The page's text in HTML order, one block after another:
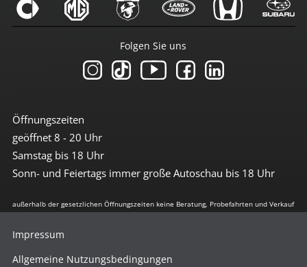
Öffnungszeiten
geöffnet 8 - 20 Uhr
Samstag bis 18 Uhr
Sonn- und Feiertags immer große Autoschau bis 18 Uhr
Folgen Sie uns
außerhalb der gesetzlichen Öffnungszeiten keine Beratung, Probefahrten und Verkauf
Impressum
Allgemeine Nutzungsbedingungen